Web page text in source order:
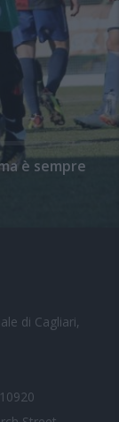
è sempre
di Cagliari,